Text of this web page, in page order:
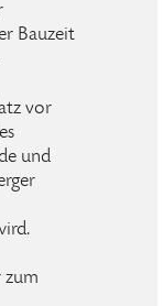
Bauzeit
vor
und
zum